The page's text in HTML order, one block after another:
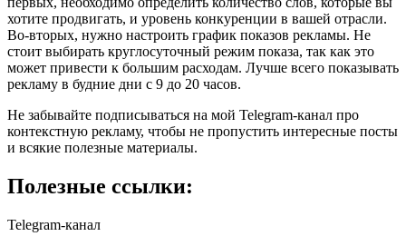
хотите продвигать, и уровень конкуренции в вашей отрасли.
Во-вторых, нужно настроить график показов рекламы. Не
стоит выбирать круглосуточный режим показа, так как это
может привести к большим расходам. Лучше всего показывать
рекламу в будние дни с 9 до 20 часов.
Не забывайте подписываться на мой Telegram-канал про
контекстную рекламу, чтобы не пропустить интересные посты
и всякие полезные материалы.
Полезные ссылки:
Telegram-канал